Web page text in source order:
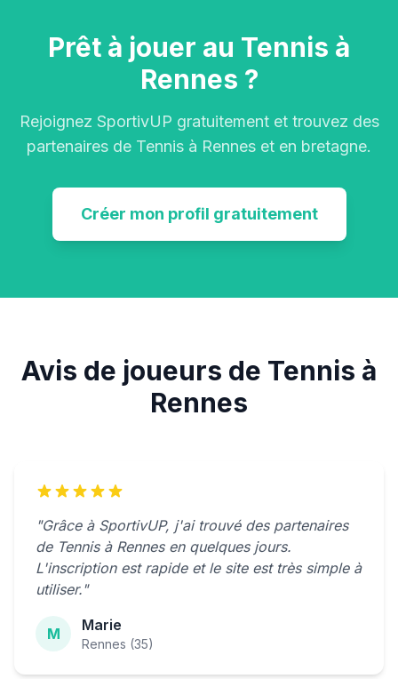
Prêt à jouer au Tennis à
Rennes ?
Rejoignez SportivUP gratuitement et trouvez des
partenaires de Tennis à Rennes et en bretagne.
Créer mon profil gratuitement
Avis de joueurs de Tennis à
Rennes
"Grâce à SportivUP, j'ai trouvé des partenaires
de Tennis à Rennes en quelques jours.
L'inscription est rapide et le site est très simple à
utiliser."
M Marie
Rennes (35)